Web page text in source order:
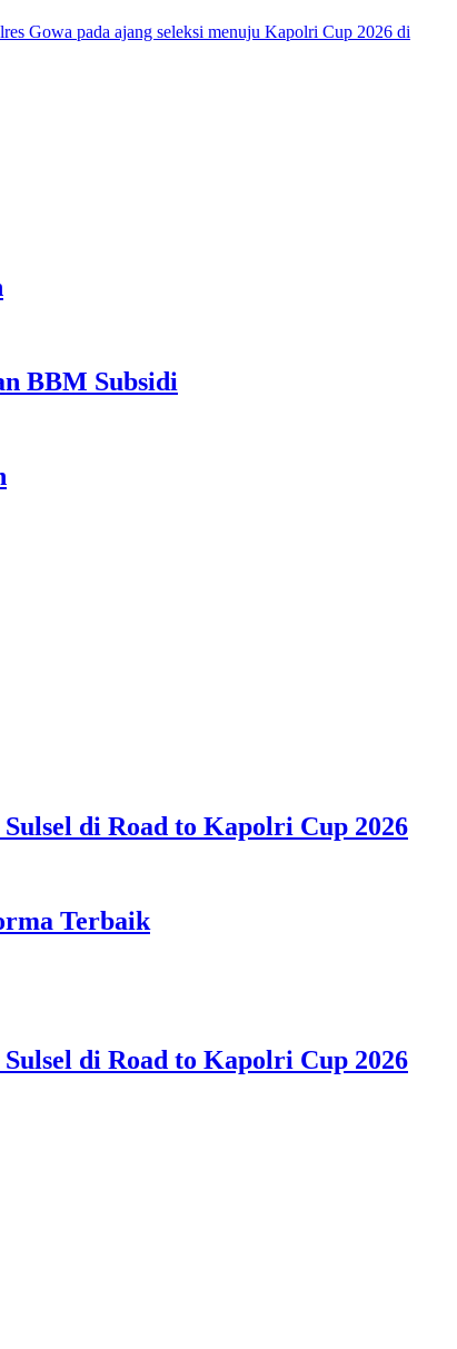
BBM Subsidi
di Road to Kapolri Cup 2026
Terbaik
di Road to Kapolri Cup 2026